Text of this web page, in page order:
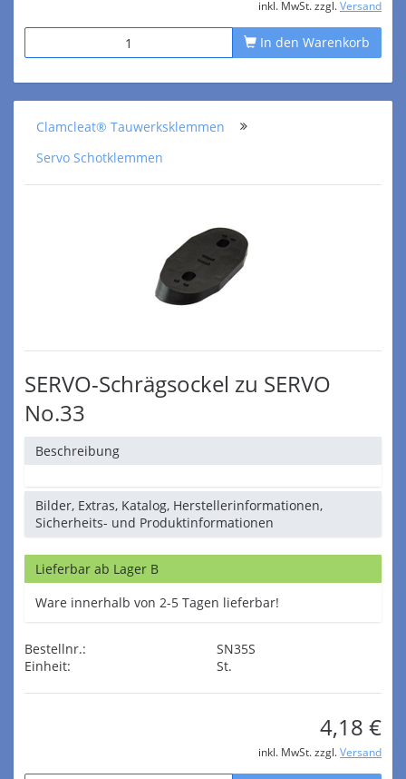
inkl. MwSt. zzgl. Versand
In den Warenkorb
Clamcleat® Tauwerksklemmen
Servo Schotklemmen
SERVO-Schrägsockel zu SERVO
No.33
Beschreibung
Bilder, Extras, Katalog, Herstellerinformationen,
Sicherheits- und Produktinformationen
Lieferbar ab Lager B
Ware innerhalb von 2-5 Tagen lieferbar!
Bestellnr.:
SN35S
Einheit:
St.
4,18 €
inkl. MwSt. zzgl. Versand